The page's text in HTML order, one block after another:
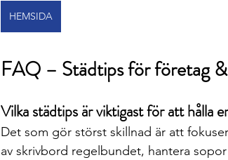
HEMSIDA
FAQ – Städtips för företag
Vilka städtips är viktigast för att hålla
Det som gör störst skillnad är att
av skrivbord regelbundet, hantera